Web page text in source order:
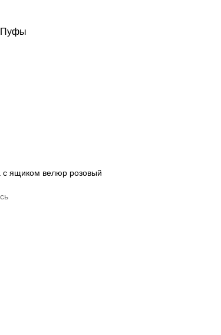
Пуфы
ящиком велюр розовый